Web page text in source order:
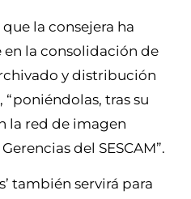
la consejera ha
la consolidación de
y distribución
tras su
la red de imagen
del SESCAM”.
también servirá para